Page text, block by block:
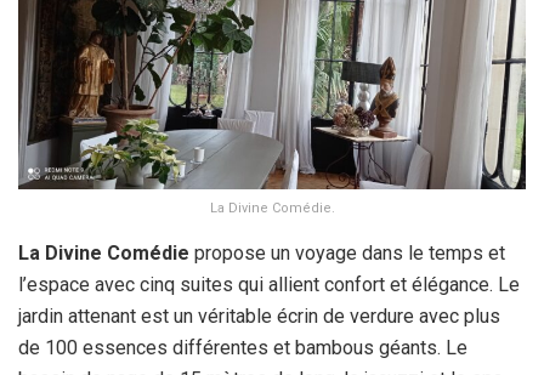
La Divine Comédie.
La Divine Comédie propose un voyage dans le temps et
l’espace avec cinq suites qui allient confort et élégance. Le
jardin attenant est un véritable écrin de verdure avec plus
de 100 essences différentes et bambous géants. Le